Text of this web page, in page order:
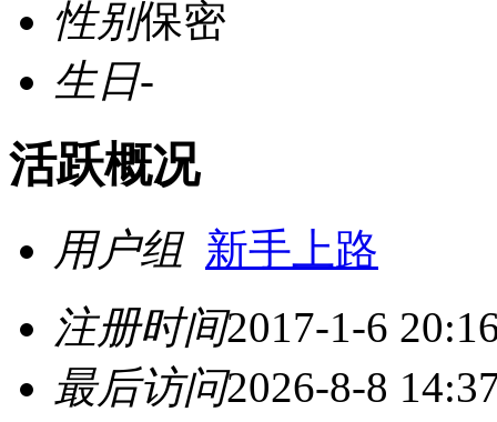
性别保密
生日-
活跃概况
用户组 新手上路
注册时间2017-1-6
最后访问2026-8-8